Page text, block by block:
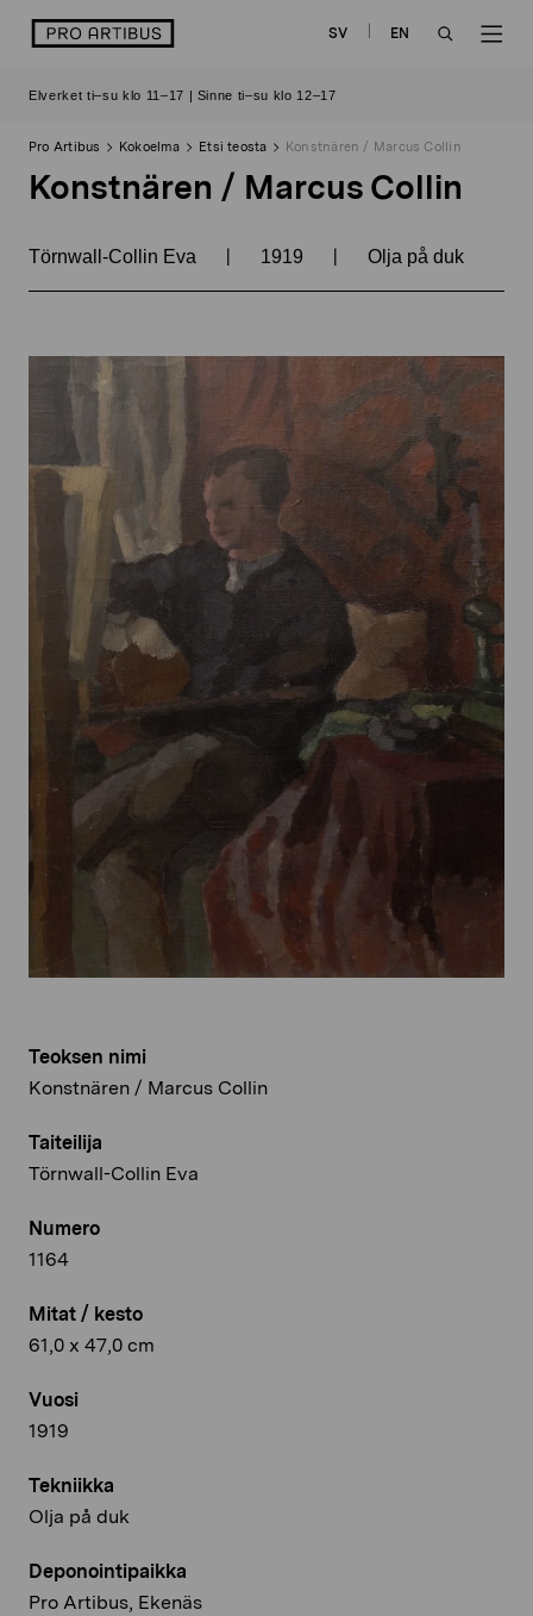
sisältöön
logo SV
EN
Elverket ti–su klo 11–17 | Sinne ti–su klo 12–17
Pro Artibus Kokoelma Etsi teosta Konstnären / Marcus Collin
Konstnären / Marcus Collin
Törnwall-Collin Eva | 1919 | Olja på duk
Teoksen nimi
Konstnären / Marcus Collin
Taiteilija
Törnwall-Collin Eva
Numero
1164
Mitat / kesto
61,0 x 47,0 cm
Vuosi
1919
Tekniikka
Olja på duk
Deponointipaikka
Pro Artibus, Ekenäs